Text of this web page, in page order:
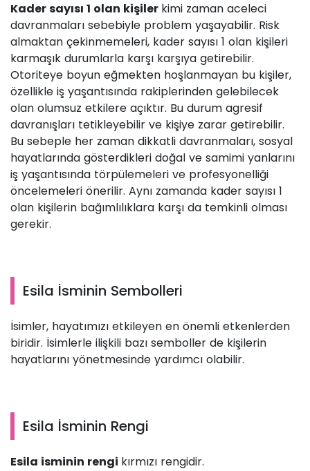
Kader sayısı 1 olan kişiler kimi zaman aceleci
davranmaları sebebiyle problem yaşayabilir. Risk
almaktan çekinmemeleri, kader sayısı 1 olan kişileri
karmaşık durumlarla karşı karşıya getirebilir.
Otoriteye boyun eğmekten hoşlanmayan bu kişiler,
özellikle iş yaşantısında rakiplerinden gelebilecek
olan olumsuz etkilere açıktır. Bu durum agresif
davranışları tetikleyebilir ve kişiye zarar getirebilir.
Bu sebeple her zaman dikkatli davranmaları, sosyal
hayatlarında gösterdikleri doğal ve samimi yanlarını
iş yaşantısında törpülemeleri ve profesyonelliği
öncelemeleri önerilir. Aynı zamanda kader sayısı 1
olan kişilerin bağımlılıklara karşı da temkinli olması
gerekir.
Esila İsminin Sembolleri
İsimler, hayatımızı etkileyen en önemli etkenlerden
biridir. İsimlerle ilişkili bazı semboller de kişilerin
hayatlarını yönetmesinde yardımcı olabilir.
Esila İsminin Rengi
Esila isminin rengi kırmızı rengidir.